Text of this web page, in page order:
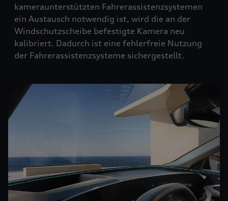
kameraunterstützten Fahrerassistenzsystemen
ein Austausch notwendig ist, wird die an der
Windschutzscheibe befestigte Kamera neu
kalibriert. Dadurch ist eine fehlerfreie Nutzung
der Fahrerassistenzsysteme sichergestellt.